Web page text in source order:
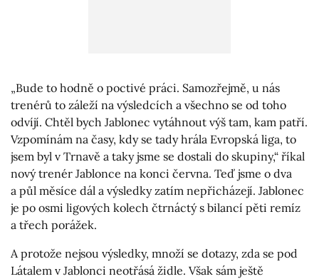
„Bude to hodně o poctivé práci. Samozřejmě, u nás
trenérů to záleží na výsledcích a všechno se od toho
odvíjí. Chtěl bych Jablonec vytáhnout výš tam, kam patří.
Vzpomínám na časy, kdy se tady hrála Evropská liga, to
jsem byl v Trnavě a taky jsme se dostali do skupiny,“ říkal
nový trenér Jablonce na konci června. Teď jsme o dva
a půl měsíce dál a výsledky zatím nepřicházejí. Jablonec
je po osmi ligových kolech čtrnáctý s bilancí pěti remíz
a třech porážek.
A protože nejsou výsledky, množí se dotazy, zda se pod
Látalem v Jablonci neotřásá židle. Však sám ještě